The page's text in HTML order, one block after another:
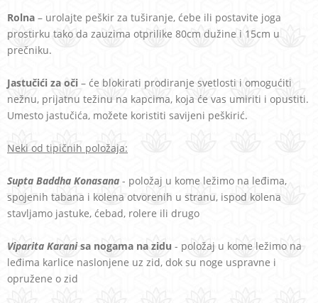
Rolna – urolajte peškir za tuširanje, ćebe ili postavite joga
prostirku tako da zauzima otprilike 80cm dužine i 15cm u
prečniku.
Jastučići za oči – će blokirati prodiranje svetlosti i omogućiti
nežnu, prijatnu težinu na kapcima, koja će vas umiriti i opustiti.
Umesto jastučića, možete koristiti savijeni peškirić.
Neki od tipičnih položaja:
Supta Baddha Konasana - položaj u kome ležimo na leđima,
spojenih tabana i kolena otvorenih u stranu, ispod kolena
stavljamo jastuke, ćebad, rolere ili drugo
Viparita Karanisa nogama na zidu - položaj u kome ležimo na
leđima karlice naslonjene uz zid, dok su noge uspravne i
opružene o zid